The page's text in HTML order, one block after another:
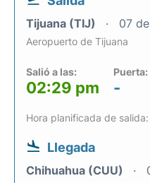
Tijuana (TIJ) 07
Aeropuerto de Tijuana
Salió a las:
02:29 pm
Puerta:
-
Hora planificada de
Llegada
Chihuahua (CUU)